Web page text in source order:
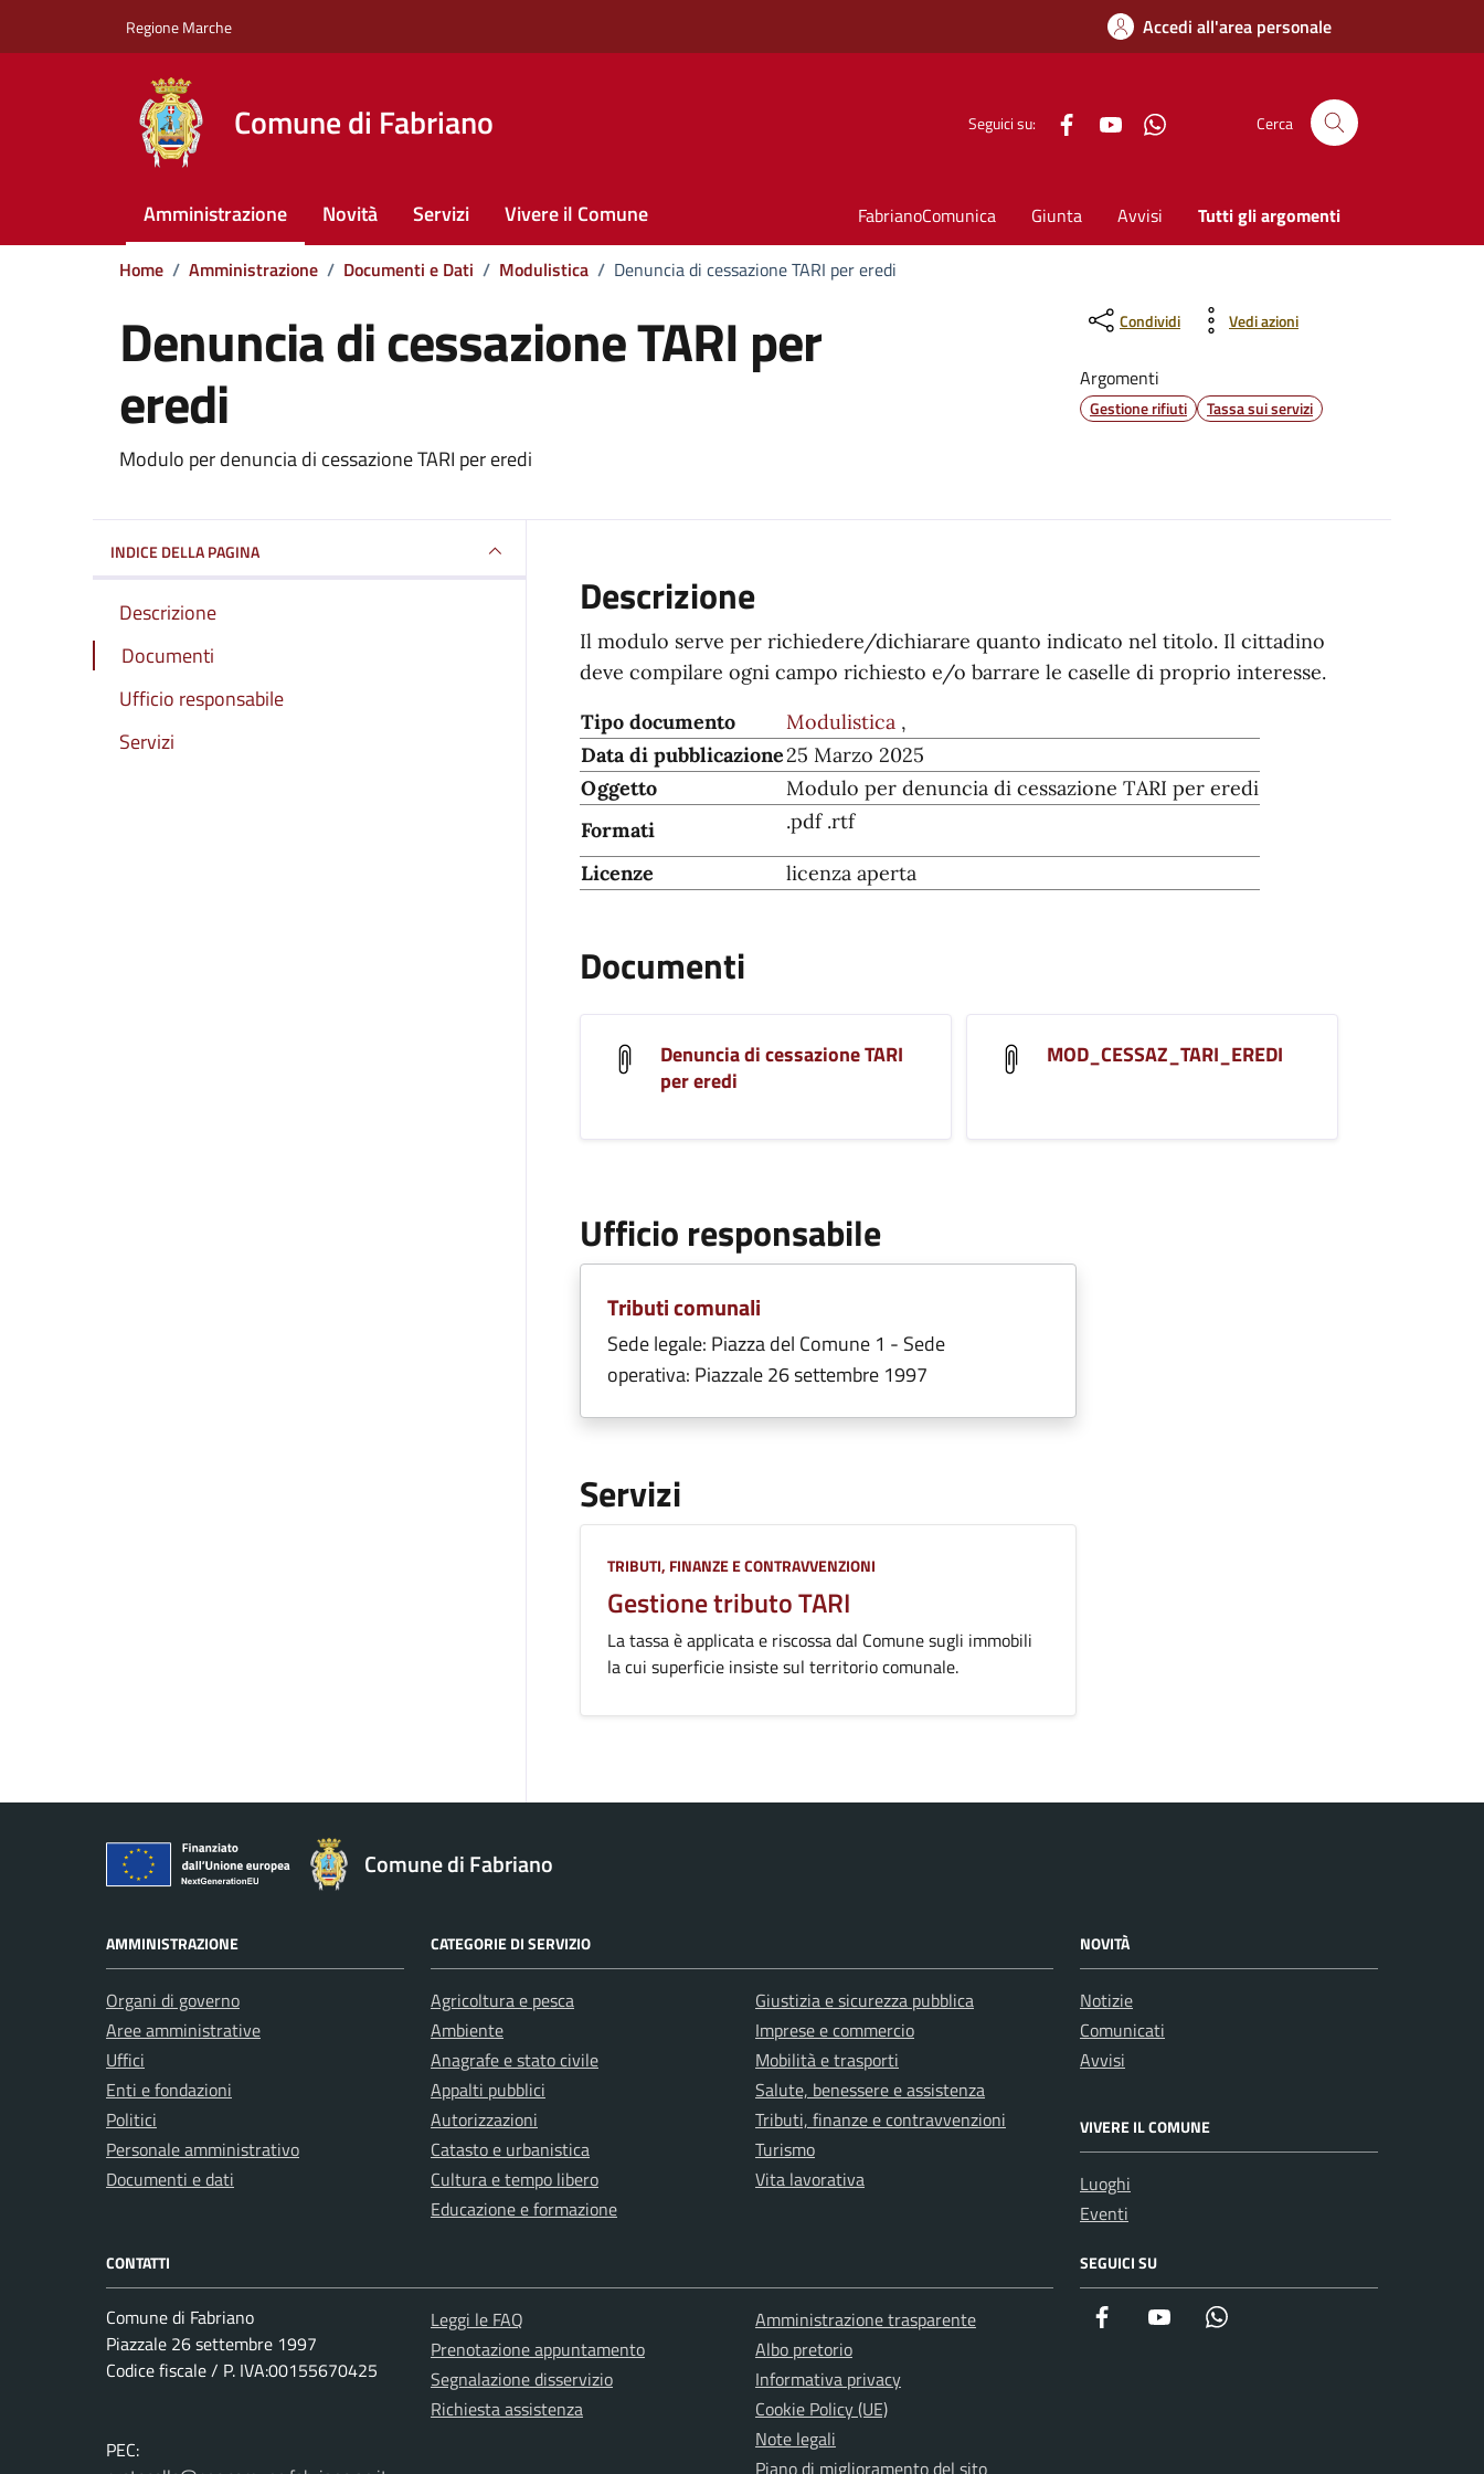
Regione Marche Accedi all'area personale
Comune di Fabriano Seguici su: FacebookYouTube Cerca
Amministrazione Novità Servizi Vivere il Comune FabrianoComunica Giunta Avvisi Tutti gli argomenti
Home / Amministrazione / Documenti e Dati / Modulistica / Denuncia di cessazione TARI per eredi
Denuncia di cessazione TARI per
eredi
Dettagli del documento
Modulo per denuncia di cessazione TARI per eredi
Condividi Vedi azioni
Argomenti
Gestione rifiuti Tassa sui servizi
INDICE DELLA PAGINA
Descrizione
Documenti
Ufficio responsabile
Servizi
Descrizione
Il modulo serve per richiedere/dichiarare quanto indicato nel titolo. Il cittadino
deve compilare ogni campo richiesto e/o barrare le caselle di proprio interesse.
Tipo documento
Modulistica ,
Data di pubblicazione25 Marzo 2025
Oggetto
Modulo per denuncia di cessazione TARI per eredi
Formati
.pdf .rtf
Licenze licenza aperta
Documenti
Denuncia di cessazione TARI
per eredi
MOD_CESSAZ_TARI_EREDI
Ufficio responsabile
Tributi comunali
Sede legale: Piazza del Comune 1 - Sede
operativa: Piazzale 26 settembre 1997
Servizi
Categoria:
TRIBUTI, FINANZE E CONTRAVVENZIONI
Gestione tributo TARI
La tassa è applicata e riscossa dal Comune sugli immobili
la cui superficie insiste sul territorio comunale.
Comune di Fabriano
AMMINISTRAZIONE
Organi di governo
Aree amministrative
Uffici
Enti e fondazioni
Politici
Personale amministrativo
Documenti e dati
CATEGORIE DI SERVIZIO
Agricoltura e pesca
Ambiente
Anagrafe e stato civile
Appalti pubblici
Autorizzazioni
Catasto e urbanistica
Cultura e tempo libero
Educazione e formazione
Giustizia e sicurezza pubblica
Imprese e commercio
Mobilità e trasporti
Salute, benessere e assistenza
Tributi, finanze e contravvenzioni
Turismo
Vita lavorativa
NOVITÀ
Notizie
Comunicati
Avvisi
VIVERE IL COMUNE
Luoghi
Eventi
CONTATTI
Comune di Fabriano
Piazzale 26 settembre 1997
Codice fiscale / P. IVA:00155670425
PEC:
Leggi le FAQ
Prenotazione appuntamento
Segnalazione disservizio
Richiesta assistenza
Amministrazione trasparente
Albo pretorio
Informativa privacy
Cookie Policy (UE)
Note legali
Piano di miglioramento del sito
SEGUICI SU
Facebook YouTube